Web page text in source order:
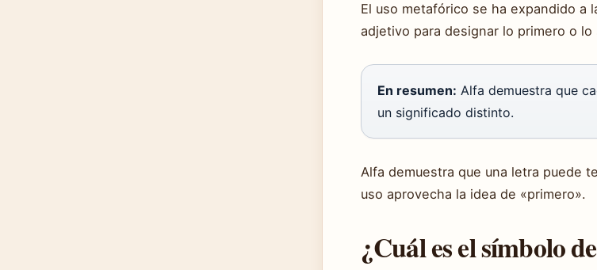
El uso metafórico se ha expandido a
adjetivo para designar lo primero o
En resumen: Alfa demuestra que
un significado distinto.
Alfa demuestra que una letra puede
uso aprovecha la idea de «primero».
¿Cuál es el símbolo